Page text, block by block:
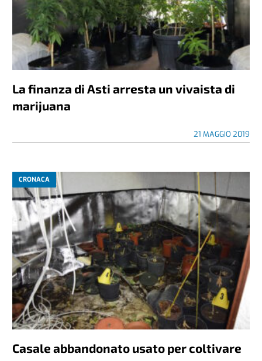
La finanza di Asti arresta un vivaista di
marijuana
21 MAGGIO 2019
CRONACA
Casale abbandonato usato per coltivare